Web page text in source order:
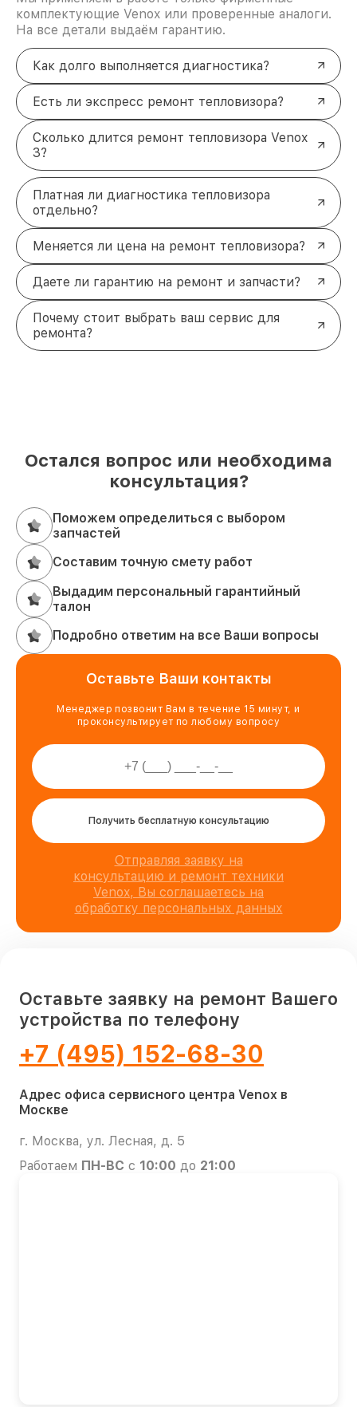
комплектующие Venox или проверенные аналоги.
На все детали выдаём гарантию.
Как долго выполняется диагностика?
Есть ли экспресс ремонт тепловизора?
Сколько длится ремонт тепловизора Venox
3?
Платная ли диагностика тепловизора
отдельно?
Меняется ли цена на ремонт тепловизора?
Даете ли гарантию на ремонт и запчасти?
Почему стоит выбрать ваш сервис для
ремонта?
Остался вопрос или необходима
консультация?
Поможем определиться с выбором
запчастей
Составим точную смету работ
Выдадим персональный гарантийный
талон
Подробно ответим на все Ваши вопросы
Оставьте Ваши контакты
Менеджер позвонит Вам в течение 15 минут, и
проконсультирует по любому вопросу
Получить бесплатную консультацию
Отправляя заявку на
консультацию и ремонт техники
Venox, Вы соглашаетесь на
обработку персональных данных
Оставьте заявку на ремонт Вашего
устройства по телефону
+7 (495) 152-68-30
Адрес офиса сервисного центра Venox в
Москве
г. Москва, ул. Лесная, д. 5
Работаем ПН-ВС с 10:00 до 21:00